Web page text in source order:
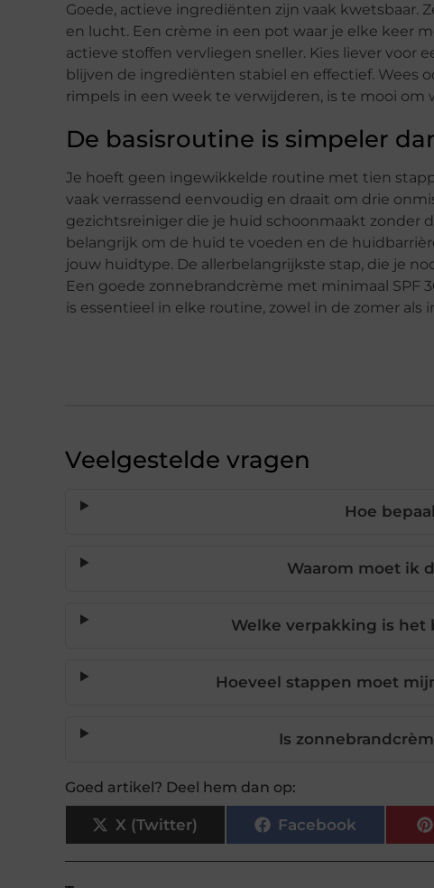
Goede, actieve ingrediënten zijn vaak
en lucht. Een crème in een pot waar je elke keer
actieve stoffen vervliegen sneller. Kies liever
blijven de ingrediënten stabiel en effectief. Wees
rimpels in een week te verwijderen, is te mooi om
De basisroutine is simpeler
Je hoeft geen ingewikkelde routine met tien
vaak verrassend eenvoudig en draait om drie
gezichtsreiniger die je huid schoonmaakt zonder
belangrijk om de huid te voeden en de
jouw huidtype. De allerbelangrijkste stap, die je
Een goede zonnebrandcrème met minimaal SPF
is essentieel in elke routine, zowel in de zomer als
Veelgestelde vragen
Hoe
Waarom moet ik
Welke verpakking is het
Hoeveel stappen moet
Is
Goed artikel? Deel hem dan op:
X (Twitter) Facebook